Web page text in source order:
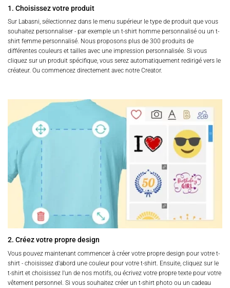
1. Choisissez votre produit
Sur Labasni, sélectionnez dans le menu supérieur le type de produit que vous
souhaitez personnaliser - par exemple un t-shirt homme personnalisé ou un t-
shirt femme personnalisé. Nous proposons plus de 300 produits de
différentes couleurs et tailles avec une impression personnalisée. Si vous
cliquez sur un produit spécifique, vous serez automatiquement redirigé vers le
créateur. Ou commencez directement avec notre Creator.
2. Créez votre propre design
Vous pouvez maintenant commencer à créer votre propre design pour votre t-
shirt - choisissez d'abord une couleur pour votre t-shirt. Ensuite, cliquez sur le
t-shirt et choisissez l'un de nos motifs, ou écrivez votre propre texte pour votre
vêtement personnel. Si vous souhaitez créer un t-shirt photo ou un cadeau